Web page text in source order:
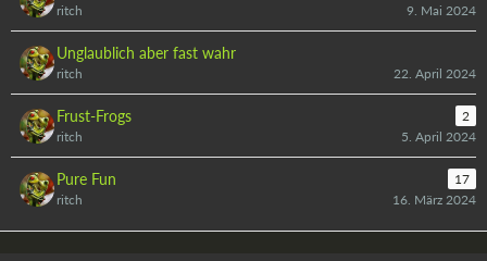
ritch 9. Mai 2024
Unglaublich aber fast wahr
ritch 22. April 2024
Frust-Frogs
2
ritch
5. April 2024
Pure Fun
17
ritch
16. März 2024